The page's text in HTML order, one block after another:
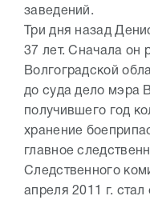
заведений.
Три дня назад
37 лет. Сначала он
Волгоградской
до суда дело мэра
получившего год
хранение
главное
Следственного
апреля 2011 г.